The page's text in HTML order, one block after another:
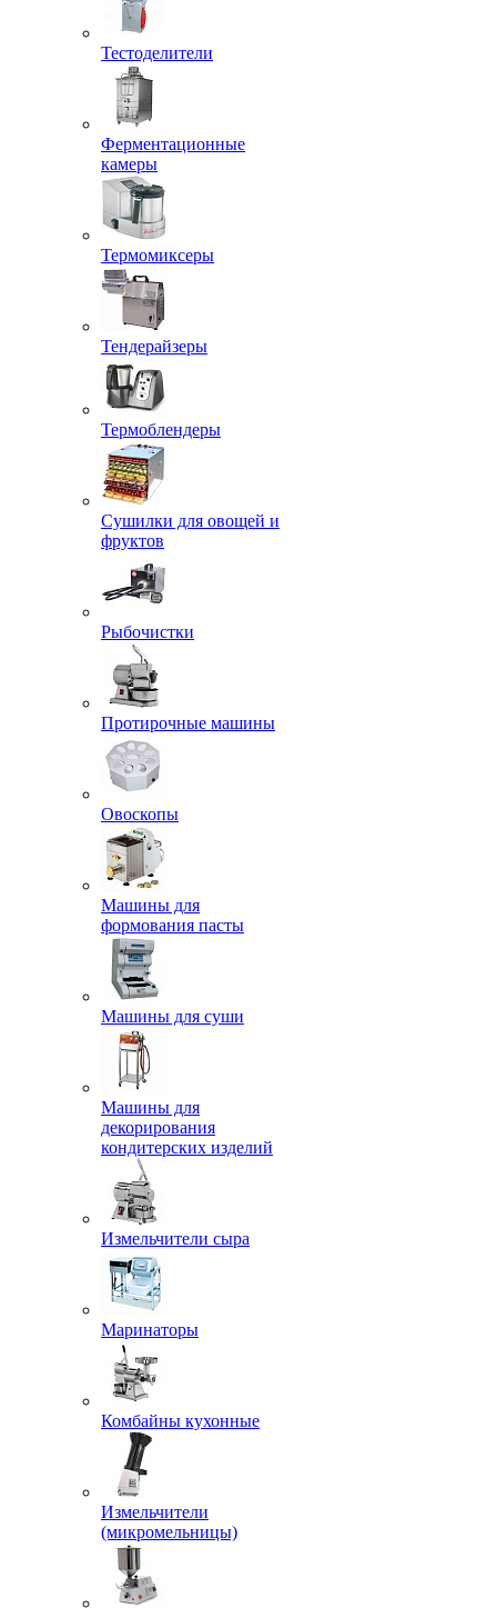
Тестоделители
Ферментационные
камеры
Термомиксеры
Тендерайзеры
Термоблендеры
Сушилки для овощей и
фруктов
Рыбочистки
Протирочные машины
Овоскопы
Машины для
формования пасты
Машины для суши
Машины для
декорирования
кондитерских изделий
Измельчители сыра
Маринаторы
Комбайны кухонные
Измельчители
(микромельницы)